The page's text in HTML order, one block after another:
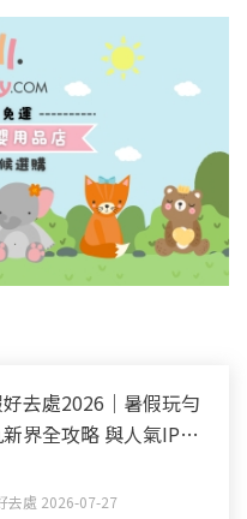
去處2026｜暑假玩勻
界全攻略 與人氣IP打
去處 2026-07-27